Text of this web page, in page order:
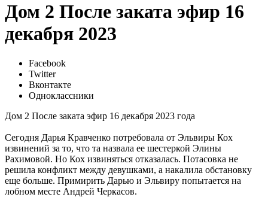
Дом 2 После заката эфир 16
декабря 2023
Facebook
Twitter
Вконтакте
Одноклассники
Дом 2 После заката эфир 16 декабря 2023 года
Сегодня Дарья Кравченко потребовала от Эльвиры Кох
извинений за то, что та назвала ее шестеркой Элины
Рахимовой. Но Кох извиняться отказалась. Потасовка не
решила конфликт между девушками, а накалила обстановку
еще больше. Примирить Дарью и Эльвиру попытается на
лобном месте Андрей Черкасов.